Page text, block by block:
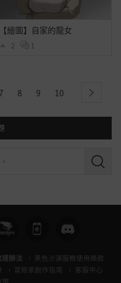
【繪圖】自家的龍女
2 1
7 8 9 10 next
搜
辦法
黑色沙漠服務使用條款
冒險家創作指南
客服中心